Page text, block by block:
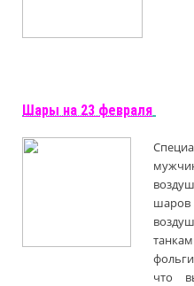
Шары на 23 февраля
шаров
что